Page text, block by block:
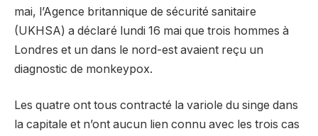
mai, l’Agence britannique de sécurité sanitaire
(UKHSA) a déclaré lundi 16 mai que trois hommes à
Londres et un dans le nord-est avaient reçu un
diagnostic de monkeypox.
Les quatre ont tous contracté la variole du singe dans
la capitale et n’ont aucun lien connu avec les trois cas